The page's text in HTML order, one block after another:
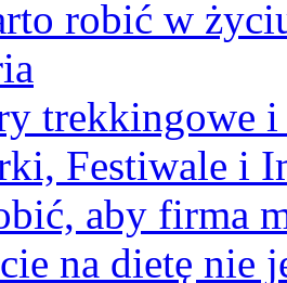
robić w
trekkingowe
Festiwale i
aby firma
na dietę nie